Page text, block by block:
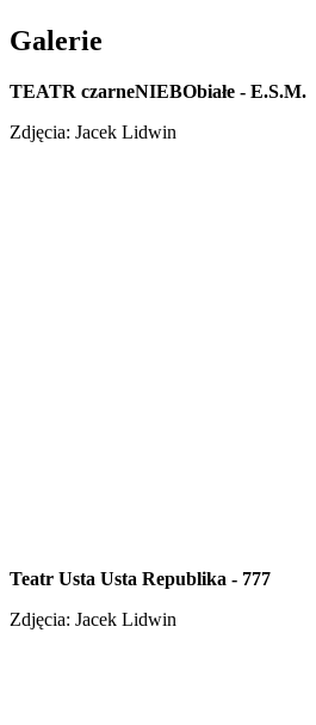
Galerie
TEATR czarneNIEBObiałe - E.S.M.
Zdjęcia: Jacek Lidwin
Teatr Usta Usta Republika - 777
Zdjęcia: Jacek Lidwin